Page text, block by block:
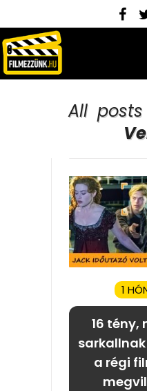
All
1
16 tény,
a régi